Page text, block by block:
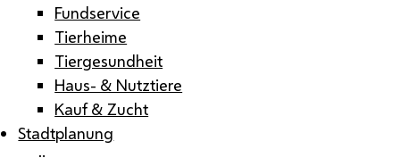
Fundservice
Tierheime
Tiergesundheit
Haus- & Nutztiere
Kauf & Zucht
Stadtplanung